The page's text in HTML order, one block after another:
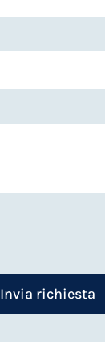
Invia richiesta